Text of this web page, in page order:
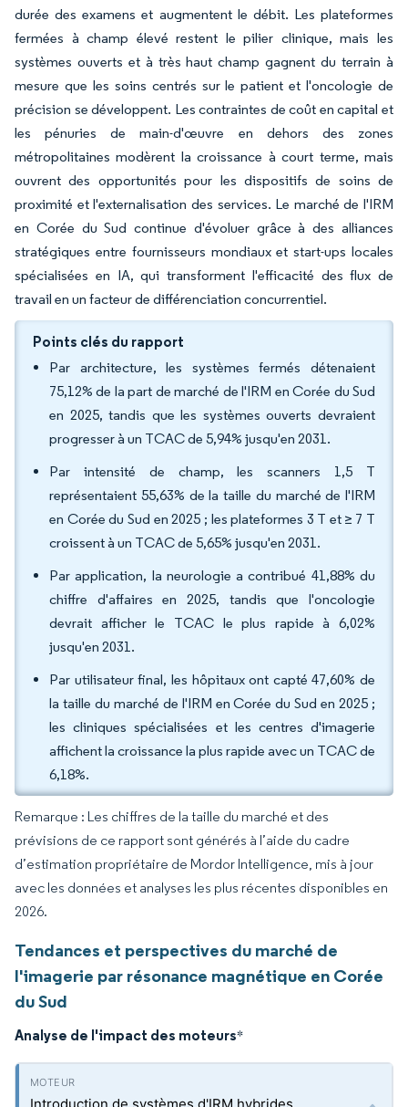
durée des examens et augmentent le débit. Les plateformes
fermées à champ élevé restent le pilier clinique, mais les
systèmes ouverts et à très haut champ gagnent du terrain à
mesure que les soins centrés sur le patient et l'oncologie de
précision se développent. Les contraintes de coût en capital et
les pénuries de main-d'œuvre en dehors des zones
métropolitaines modèrent la croissance à court terme, mais
ouvrent des opportunités pour les dispositifs de soins de
proximité et l'externalisation des services. Le marché de l'IRM
en Corée du Sud continue d'évoluer grâce à des alliances
stratégiques entre fournisseurs mondiaux et start-ups locales
spécialisées en IA, qui transforment l'efficacité des flux de
travail en un facteur de différenciation concurrentiel.
Points clés du rapport
Par architecture, les systèmes fermés détenaient
75,12% de la part de marché de l'IRM en Corée du Sud
en 2025, tandis que les systèmes ouverts devraient
progresser à un TCAC de 5,94% jusqu'en 2031.
Par intensité de champ, les scanners 1,5 T
représentaient 55,63% de la taille du marché de l'IRM
en Corée du Sud en 2025 ; les plateformes 3 T et ≥ 7 T
croissent à un TCAC de 5,65% jusqu'en 2031.
Par application, la neurologie a contribué 41,88% du
chiffre d'affaires en 2025, tandis que l'oncologie
devrait afficher le TCAC le plus rapide à 6,02%
jusqu'en 2031.
Par utilisateur final, les hôpitaux ont capté 47,60% de
la taille du marché de l'IRM en Corée du Sud en 2025 ;
les cliniques spécialisées et les centres d'imagerie
affichent la croissance la plus rapide avec un TCAC de
6,18%.
Remarque : Les chiffres de la taille du marché et des
prévisions de ce rapport sont générés à l’aide du cadre
d’estimation propriétaire de Mordor Intelligence, mis à jour
avec les données et analyses les plus récentes disponibles en
2026.
Tendances et perspectives du marché de
l'imagerie par résonance magnétique en Corée
du Sud
Analyse de l'impact des moteurs*